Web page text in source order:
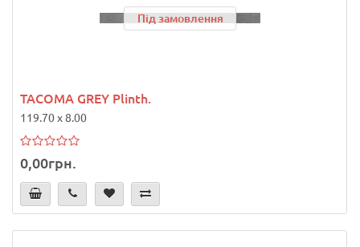
Під замовлення
TACOMA GREY Plinth.
119.70 x 8.00
0,00грн.